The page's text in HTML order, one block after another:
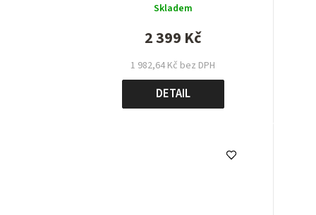
Skladem
1 982,64 Kč bez DPH
2 399 Kč
DETAIL